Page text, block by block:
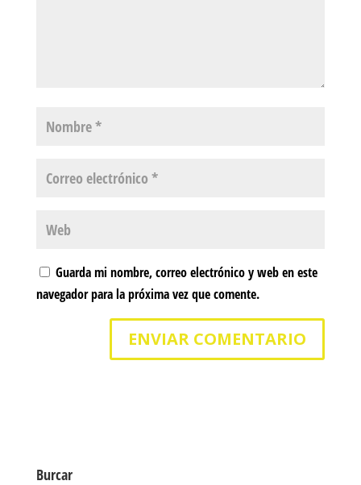
Guarda mi nombre, correo electrónico y web en este
navegador para la próxima vez que comente.
Burcar